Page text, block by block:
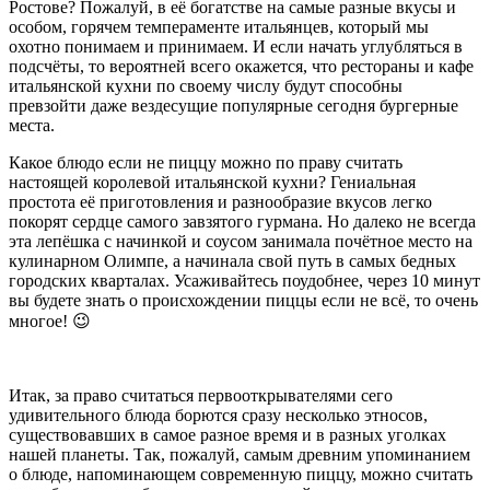
Ростове? Пожалуй, в её богатстве на самые разные вкусы и
особом, горячем темпераменте итальянцев, который мы
охотно понимаем и принимаем. И если начать углубляться в
подсчёты, то вероятней всего окажется, что рестораны и кафе
итальянской кухни по своему числу будут способны
превзойти даже вездесущие популярные сегодня бургерные
места.
Какое блюдо если не пиццу можно по праву считать
настоящей королевой итальянской кухни? Гениальная
простота её приготовления и разнообразие вкусов легко
покорят сердце самого завзятого гурмана. Но далеко не всегда
эта лепёшка с начинкой и соусом занимала почётное место на
кулинарном Олимпе, а начинала свой путь в самых бедных
городских кварталах. Усаживайтесь поудобнее, через 10 минут
вы будете знать о происхождении пиццы если не всё, то очень
многое! 😉
Итак, за право считаться первооткрывателями сего
удивительного блюда борются сразу несколько этносов,
существовавших в самое разное время и в разных уголках
нашей планеты. Так, пожалуй, самым древним упоминанием
о блюде, напоминающем современную пиццу, можно считать